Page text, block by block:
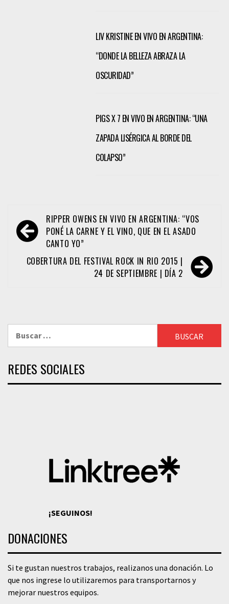
LIV KRISTINE EN VIVO EN ARGENTINA:
“DONDE LA BELLEZA ABRAZA LA
OSCURIDAD”
PIGS X 7 EN VIVO EN ARGENTINA: “UNA
ZAPADA LISÉRGICA AL BORDE DEL
COLAPSO”
Navegación
de
entradas
RIPPER OWENS EN VIVO EN ARGENTINA: “VOS
PONÉ LA CARNE Y EL VINO, QUE EN EL ASADO
CANTO YO”
COBERTURA DEL FESTIVAL ROCK IN RIO 2015 |
24 DE SEPTIEMBRE | DÍA 2
REDES SOCIALES
¡SEGUINOS!
DONACIONES
Si te gustan nuestros trabajos, realizanos una donación. Lo
que nos ingrese lo utilizaremos para transportarnos y
mejorar nuestros equipos.